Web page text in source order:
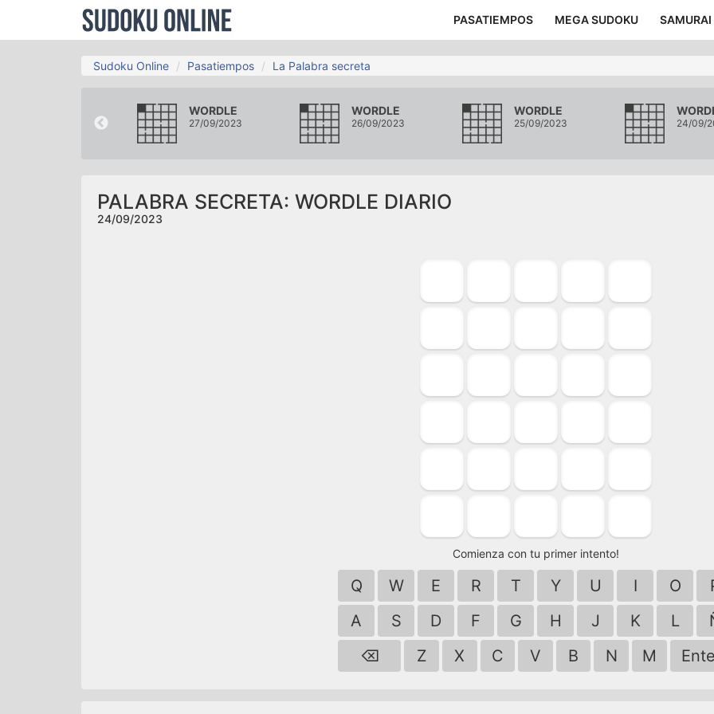
PASATIEMPOS MEGA SUDOKU SAMURAI
Sudoku Online Pasatiempos La Palabra secreta
WORDLE
27/09/2023
WORDLE
26/09/2023
WORDLE
25/09/2023 24/09/
PALABRA SECRETA: WORDLE DIARIO
24/09/2023
Comienza con tu primer intento!
Q W E R T Y U I O
A
S D F G H J K L
⌫
Z X C V B N M